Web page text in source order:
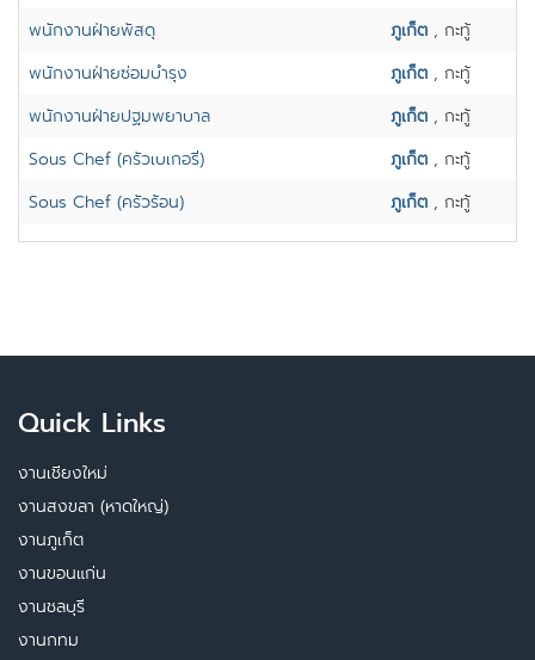
พนักงานฝ่ายพัสดุ
ภูเก็ต , กะทู้
พนักงานฝ่ายซ่อมบำรุง
ภูเก็ต , กะทู้
พนักงานฝ่ายปฐมพยาบาล
ภูเก็ต , กะทู้
Sous Chef (ครัวเบเกอรี่)
ภูเก็ต , กะทู้
Sous Chef (ครัวร้อน)
ภูเก็ต , กะทู้
Quick Links
งานเชียงใหม่
งานสงขลา (หาดใหญ่)
งานภูเก็ต
งานขอนแก่น
งานชลบุรี
งานกทม